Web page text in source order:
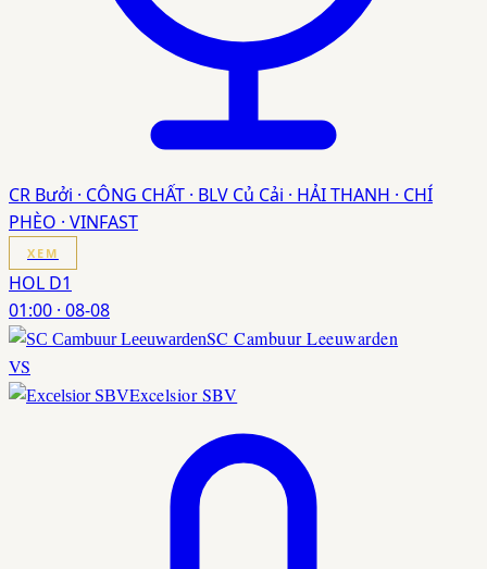
CR Bưởi · CÔNG CHẤT · BLV Củ Cải · HẢI THANH · CHÍ
PHÈO · VINFAST
XEM
HOL D1
01:00 · 08-08
SC Cambuur Leeuwarden
VS
Excelsior SBV